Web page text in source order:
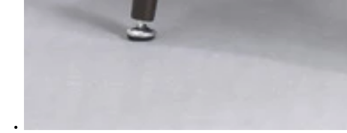
ドウシシャ「大人の氷かき器 ＣＤＩＳ－１６」定番のかき氷のみ